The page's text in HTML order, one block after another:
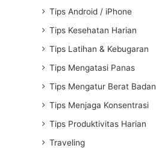
Tips Android / iPhone
Tips Kesehatan Harian
Tips Latihan & Kebugaran
Tips Mengatasi Panas
Tips Mengatur Berat Badan
Tips Menjaga Konsentrasi
Tips Produktivitas Harian
Traveling